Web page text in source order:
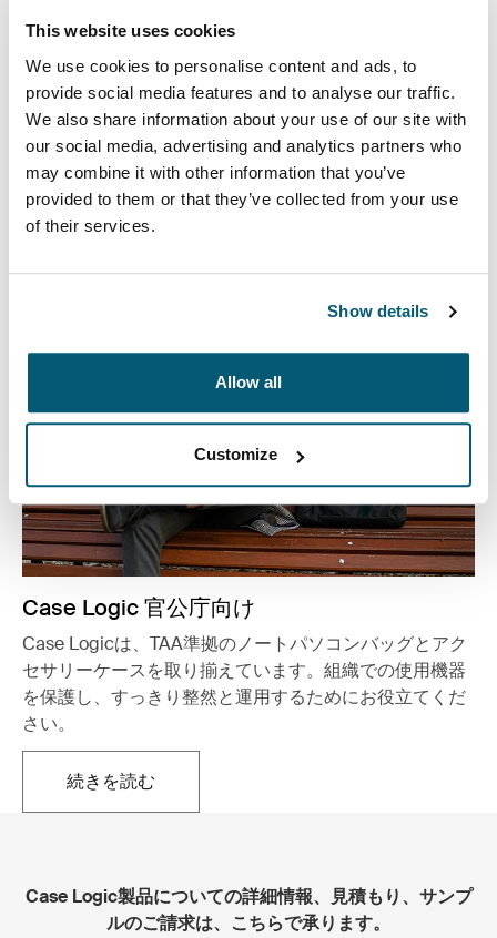
This website uses cookies
We use cookies to personalise content and ads, to
provide social media features and to analyse our traffic.
We also share information about your use of our site with
our social media, advertising and analytics partners who
may combine it with other information that you’ve
provided to them or that they’ve collected from your use
of their services.
Show details
Allow all
Customize
Case Logic 企業向け
作業場所が自宅だろうと、オフィスだろうと、耐久性・
機能性に優れたCase Logicのバッグとケースは仕事の能
率アップに役立ちます。
続きを読む
Case Logic 官公庁向け
Case Logicは、TAA準拠のノートパソコンバッグとアク
セサリーケースを取り揃えています。組織での使用機器
を保護し、すっきり整然と運用するためにお役立てくだ
さい。
続きを読む新しいタブで開きます
Case Logic製品についての詳細情報、見積もり、サンプ
ルのご請求は、こちらで承ります。